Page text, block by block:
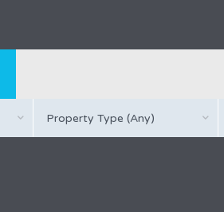
Property Type (Any)